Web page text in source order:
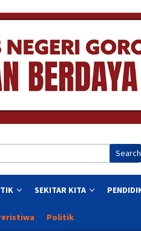
Search
SEKITAR KITA
Politik